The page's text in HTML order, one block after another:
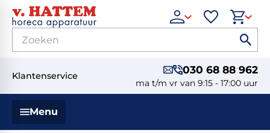
Klantenservice 030 68 88 962
ma t/m vr van 9:15 - 17:00 uur
Menu